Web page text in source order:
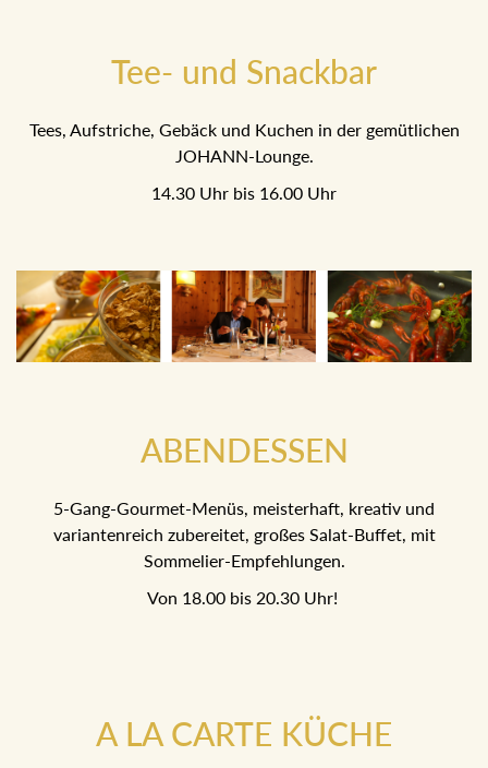
Tee- und Snackbar
Tees, Aufstriche, Gebäck und Kuchen in der gemütlichen
JOHANN-Lounge.
14.30 Uhr bis 16.00 Uhr
ABENDESSEN
5-Gang-Gourmet-Menüs, meisterhaft, kreativ und
variantenreich zubereitet, großes Salat-Buffet, mit
Sommelier-Empfehlungen.
Von 18.00 bis 20.30 Uhr!
A LA CARTE KÜCHE